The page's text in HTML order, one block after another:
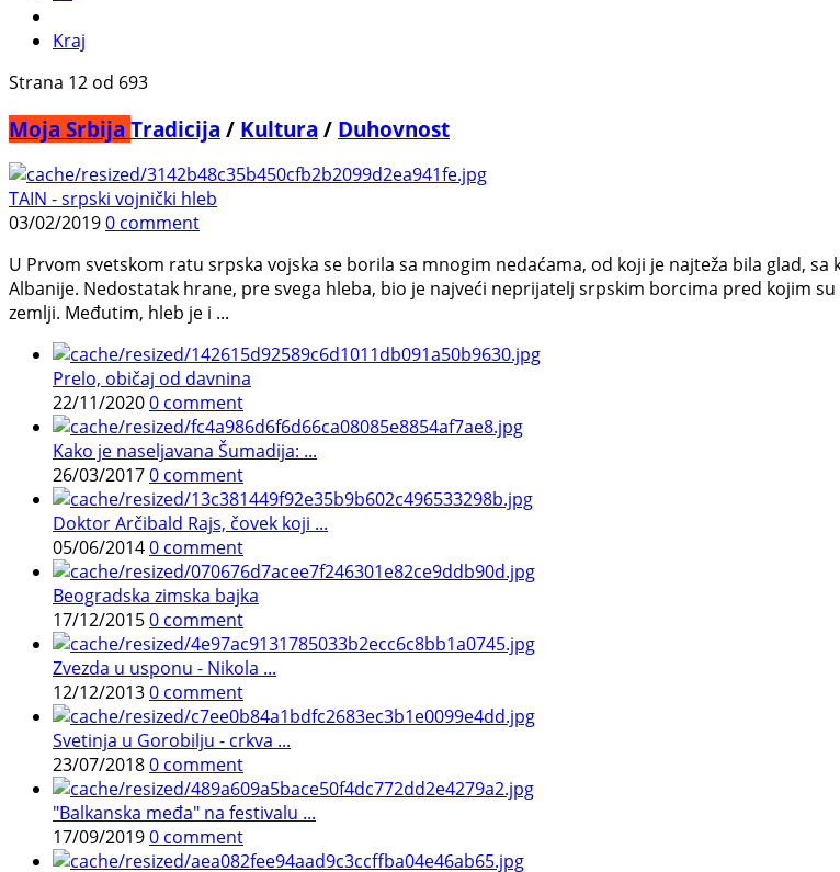
Kraj
Strana 12 od 693
Moja Srbija Tradicija / Kultura / Duhovnost
TAIN - srpski vojnički hleb
03/02/20190 comment
U Prvom svetskom ratu srpska vojska se borila sa mnogim nedaćama, od koji je najteža bila glad,
Albanije. Nedostatak hrane, pre svega hleba, bio je najveći neprijatelj srpskim borcima pred kojim
zemlji. Međutim, hleb je i ...
Prelo, običaj od davnina
22/11/20200 comment
Kako je naseljavana Šumadija: ...
26/03/20170 comment
Doktor Arčibald Rajs, čovek koji ...
05/06/20140 comment
Beogradska zimska bajka
17/12/20150 comment
Zvezda u usponu - Nikola ...
12/12/20130 comment
Svetinja u Gorobilju - crkva ...
23/07/20180 comment
"Balkanska međa" na festivalu ...
17/09/20190 comment